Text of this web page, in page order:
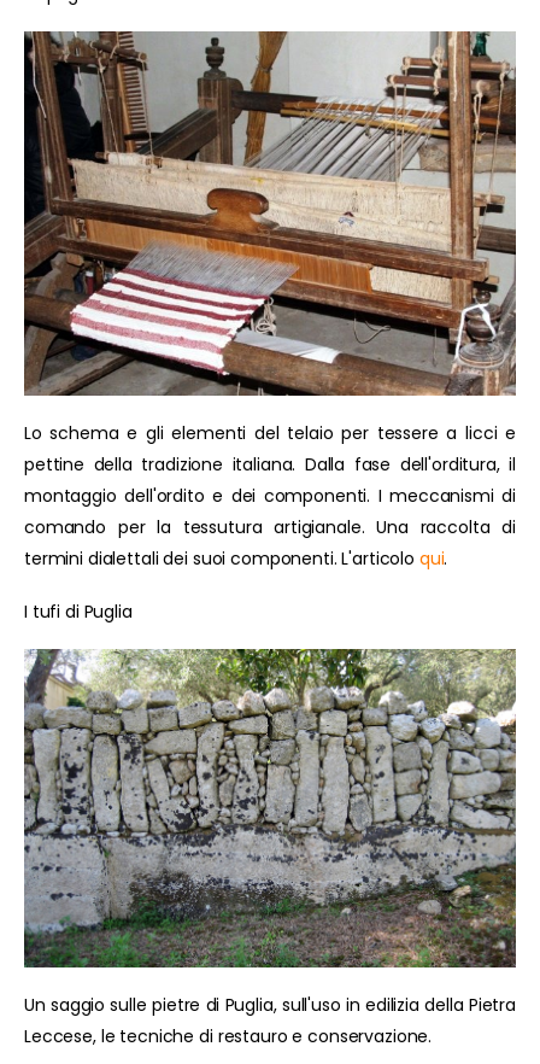
Lo schema e gli elementi del telaio per tessere a licci e
pettine della tradizione italiana. Dalla fase dell'orditura, il
montaggio dell'ordito e dei componenti. I meccanismi di
comando per la tessutura artigianale. Una raccolta di
termini dialettali dei suoi componenti. L'articolo qui.
I tufi di Puglia
Un saggio sulle pietre di Puglia, sull'uso in edilizia della Pietra
Leccese, le tecniche di restauro e conservazione.